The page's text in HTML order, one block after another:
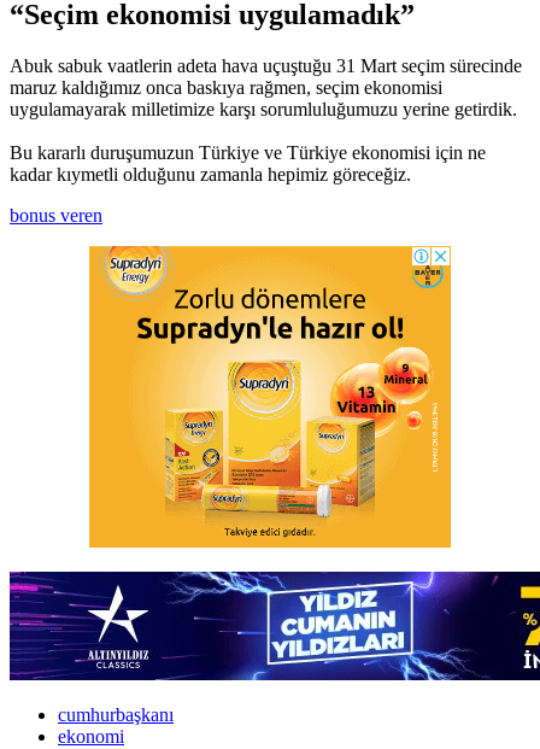
“Seçim ekonomisi uygulamadık”
Abuk sabuk vaatlerin adeta hava uçuştuğu 31 Mart seçim sürecinde
maruz kaldığımız onca baskıya rağmen, seçim ekonomisi
uygulamayarak milletimize karşı sorumluluğumuzu yerine getirdik.
Bu kararlı duruşumuzun Türkiye ve Türkiye ekonomisi için ne
kadar kıymetli olduğunu zamanla hepimiz göreceğiz.
bonus veren
cumhurbaşkanı
ekonomi